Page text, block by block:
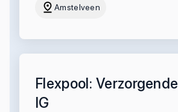
Amstelveen
Flexpool: Verzorgende
IG